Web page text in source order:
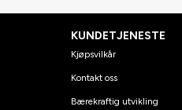
KUNDETJENESTE
Kjøpsvilkår
Kontakt oss
Bærekraftig utvikling